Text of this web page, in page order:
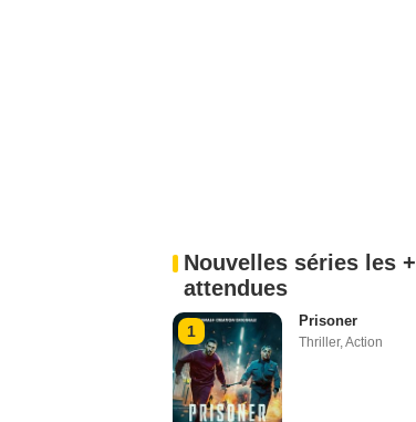
Nouvelles séries les +
attendues
1
Prisoner
Thriller,Action